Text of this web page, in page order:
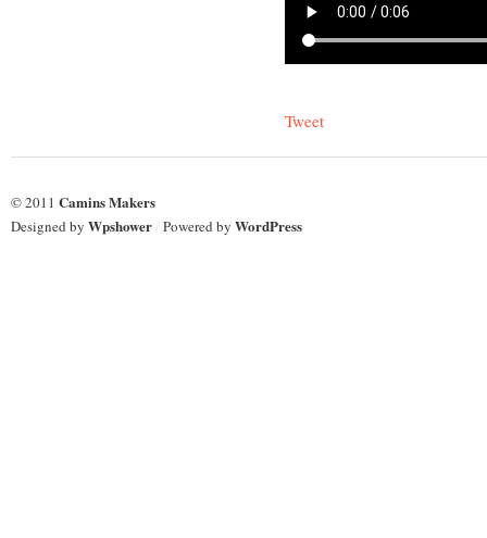
Tweet
© 2011 Camins Makers
Designed by Wpshower/ Powered by WordPress